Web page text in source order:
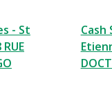
- St
Cash